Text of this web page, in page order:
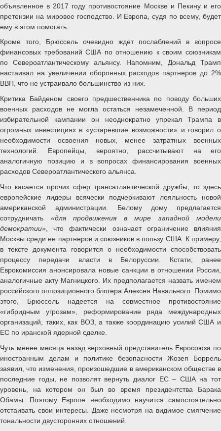
объявленное в 2017 году противостояние Москве и Пекину и его
претензии на мировое господство. И Европа, судя по всему, будет
ему в этом помогать.
Кроме того, Брюссель очевидно ждет послаблений в вопросе
финансовых требований США по отношению к своим союзникам
по Североатлантическому альянсу. Напомним, Дональд Трамп
настаивал на увеличении оборонных расходов партнеров до 2%
ВВП, что не устраивало большинство из них.
Критика Байденом своего предшественника по поводу больших
военных расходов не могла остаться незамеченной. В период
избирательной кампании он неоднократно упрекал Трампа в
огромных инвестициях в «устаревшие возможности» и говорил о
необходимости освоения новых, менее затратных военных
технологий. Европейцы, вероятно, рассчитывают на его
аналогичную позицию и в вопросах финансирования военных
расходов Североатлантического альянса.
Что касается прочих сфер трансатлантической дружбы, то здесь
европейские лидеры всячески подчеркивают лояльность новой
американской администрации. Белому дому предлагается
сотрудничать «для продвижения в мире западной модели
демократии» , что фактически означает ограничение влияния
Москвы среди ее партнеров и союзников в пользу США. К примеру,
в тексте документа говорится о необходимости способствовать
процессу передачи власти в Белоруссии. Кстати, ранее
Еврокомиссия анонсировала новые санкции в отношении России,
аналогичные акту Магницкого. Их предполагается назвать именем
российского оппозиционного блогера Алексея Навального. Помимо
этого, Брюссель надеется на совместное противостояние
«гибридным угрозам», реформирование ряда международных
организаций, таких, как ВОЗ, а также координацию усилий США и
ЕС по иранской ядерной сделке.
Чуть менее месяца назад верховный представитель Евросоюза по
иностранным делам и политике безопасности Жозеп Боррель
заявил, что изменения, произошедшие в американском обществе в
последние годы, не позволят вернуть диалог ЕС – США на тот
уровень, на котором он был во время президентства Барака
Обамы. Поэтому Европе необходимо научится самостоятельно
отстаивать свои интересы. Даже несмотря на видимое смягчение
тональности двусторонних отношений.